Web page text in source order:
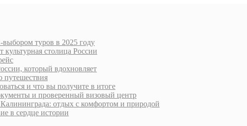
туров в 2025 году
столица России
который вдохновляет
путешествия
и что вы получите в итоге
и проверенный визовый центр
отдых с комфортом и природой
в сердце истории